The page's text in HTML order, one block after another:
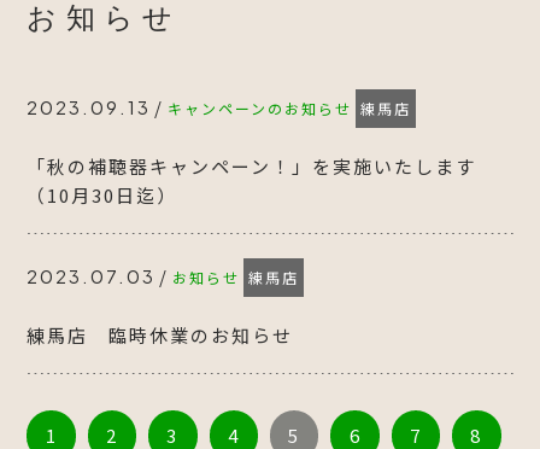
お知らせ
2023.09.13 / キャンペーンのお知らせ 練馬店
「秋の補聴器キャンペーン！」を実施いたします
（10月30日迄）
2023.07.03 / お知らせ 練馬店
練馬店 臨時休業のお知らせ
1 2 3 4 5 6 7 8